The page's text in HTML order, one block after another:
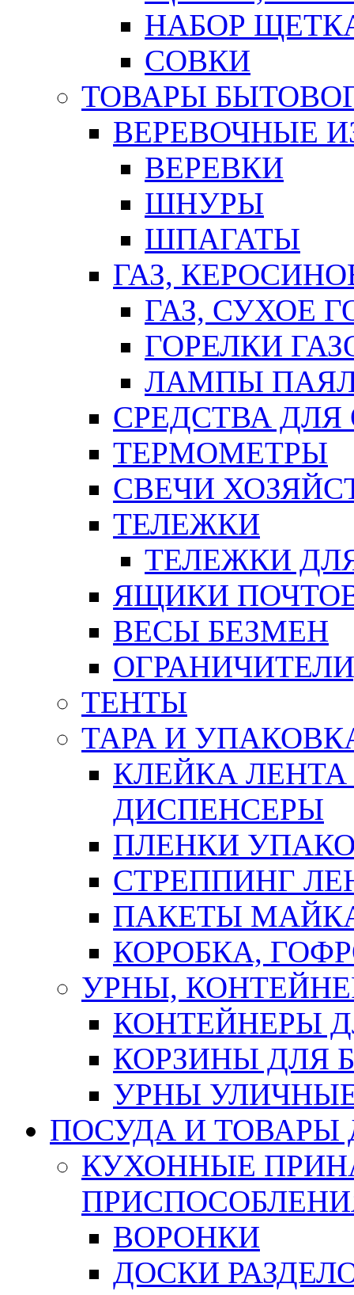
НАБОР
СОВКИ
ТОВАРЫ
ВЕРЕВОЧНЫЕ
ВЕРЕВКИ
ШНУРЫ
ШПАГАТЫ
ГАЗ,
ГАЗ, СУХОЕ
ГОРЕЛКИ
ЛАМПЫ
СРЕДСТВА
ТЕРМОМЕТРЫ
СВЕЧИ
ТЕЛЕЖКИ
ТЕЛЕЖКИ
ЯЩИКИ
ВЕСЫ БЕЗМЕН
ТЕНТЫ
ТАРА И
КЛЕЙКА
ДИСПЕНСЕРЫ
ПЛЕНКИ
СТРЕППИНГ
ПАКЕТЫ
КОРОБКА,
УРНЫ,
КОНТЕЙНЕРЫ
КОРЗИНЫ ДЛЯ
УРНЫ
ПОСУДА И ТОВАРЫ
КУХОННЫЕ
ВОРОНКИ
ДОСКИ